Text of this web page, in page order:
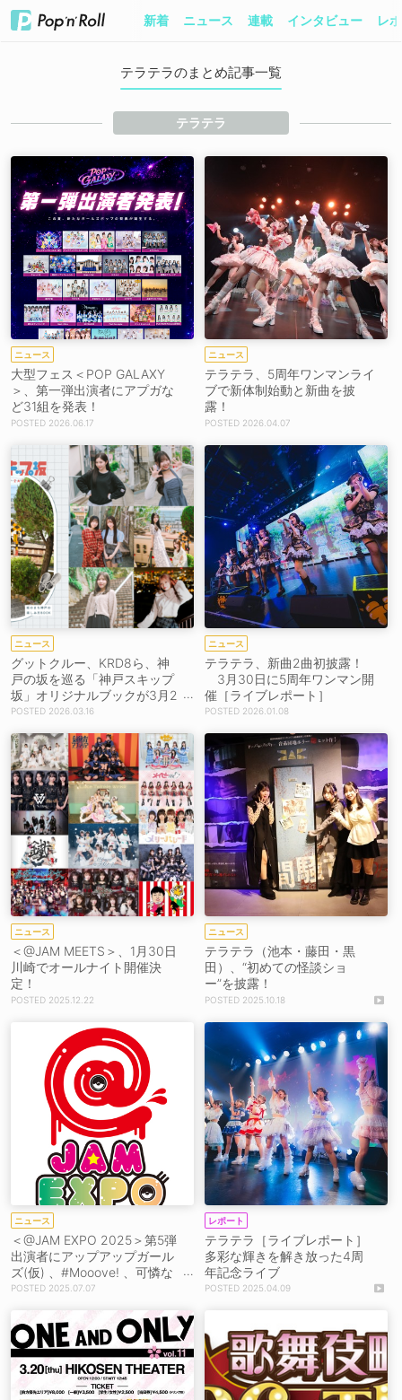
新着 ニュース 連載 インタビュー レ
テラテラのまとめ記事一覧
テラテラ
ニュース
大型フェス＜POP GALAXY
＞、第一弾出演者にアプガな
ど31組を発表！
2026.06.17
ニュース
テラテラ、5周年ワンマンライ
ブで新体制始動と新曲を披
露！
2026.04.07
ニュース
グットクルー、KRD8ら、神
戸の坂を巡る「神戸スキップ
坂」オリジナルブックが3月2
3日発売！2026.03.16
ニュース
テラテラ、新曲2曲初披露！
3月30日に5周年ワンマン開
催［ライブレポート］
2026.01.08
ニュース
＜@JAM MEETS＞、1月30日
川崎でオールナイト開催決
定！
2025.12.22
ニュース
テラテラ（池本・藤田・黒
田）、“初めての怪談ショ
ー”を披露！
2025.10.18
ニュース
＜@JAM EXPO 2025＞第5弾
出演者にアップアップガール
ズ(仮) 、#Mooove! 、可憐な
アイボリーら20組発表！
2025.07.07
レポート
テラテラ［ライブレポート］
多彩な輝きを解き放った4周
年記念ライブ
2025.04.09